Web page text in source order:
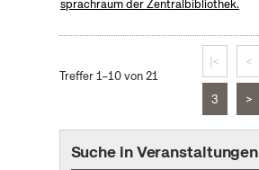
sprachraum der Zentralbibliothek.
Treffer 1–10 von 21
|< <
3 >
Suche in Veranstaltungen